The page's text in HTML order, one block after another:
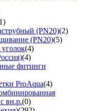
(PN20)(2)
(PN20)(5)
(4)
(4)
фитинги
ProAqua(4)
вн.р.(0)